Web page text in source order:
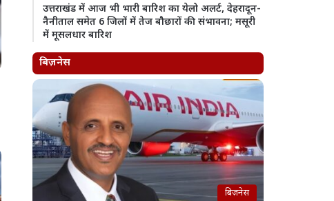
उत्तराखंड में आज भी भारी बारिश का येलो अलर्ट, देहरादून-
नैनीताल समेत 6 जिलों में तेज बौछारों की संभावना; मसूरी
में मूसलधार बारिश
बिज़नेस
बिज़नेस